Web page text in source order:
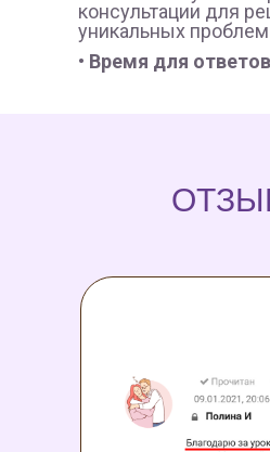
• Время для
консультации для
уникальных